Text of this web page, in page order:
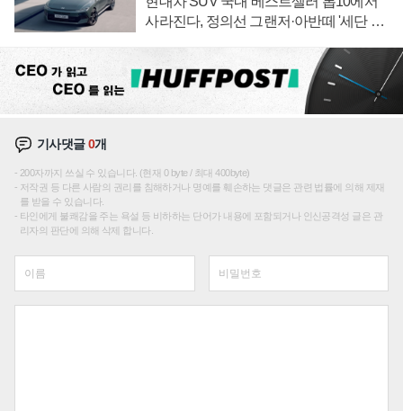
사라진다, 정의선 그랜저·아반떼 '세단 쌍
기사댓글0개
200자까지 쓰실 수 있습니다. (현재 0 byte / 최대 400byte)
저작권 등 다른 사람의 권리를 침해하거나 명예를 훼손하는 댓글은 관련 법률에 의해 제재
를 받을 수 있습니다.
타인에게 불쾌감을 주는 욕설 등 비하하는 단어가 내용에 포함되거나 인신공격성 글은 관
리자의 판단에 의해 삭제 합니다.